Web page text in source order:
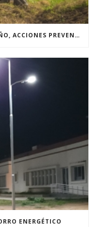
PUERTO: FENÓMENO DEL NIÑO, ACCIONES PREVENTIVAS Y OBRAS.
ENERGÉTICO